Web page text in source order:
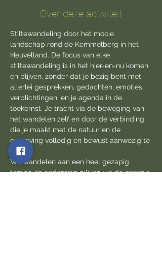
Over deze activiteit
Stiltewandeling door het mooie
landschap rond de Kemmelberg in het
Heuvelland. De focus van elke
stiltewandeling is in het hier-en-nu komen
en blijven, zonder dat je bezig bent met
allerlei gesprekken, gedachten, emoties,
verplichtingen, en je agenda in de
toekomst. Je tracht via de beweging van
het wandelen zelf en door de verbinding
die je maakt met de natuur en de
omgeving volledig én bewust aanwezig te
zijn!
We wandelen aan een heel gezapig
tempo en onderweg pikken we de energie